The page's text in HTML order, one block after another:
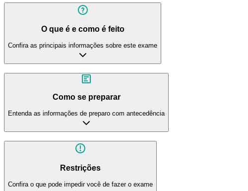
O que é e como é feito
Confira as principais informações sobre este exame
Como se preparar
Entenda as informações de preparo com antecedência
Restrições
Confira o que pode impedir você de fazer o exame